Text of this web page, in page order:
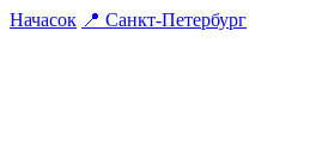
Начасок 📍 Санкт-Петербург